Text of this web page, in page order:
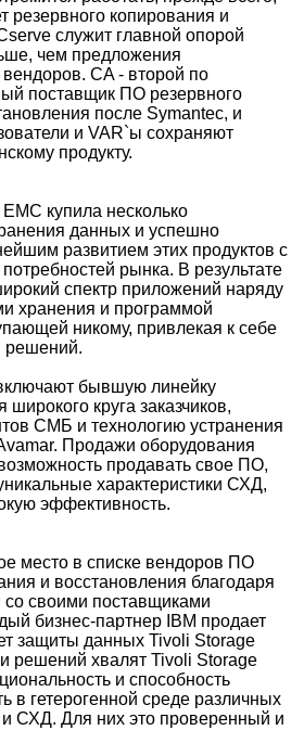
резервного копирования и
служит главной опорой
чем предложения
CA - второй по
поставщик ПО резервного
после Symantec, и
и VAR`ы сохраняют
продукту.
купила несколько
данных и успешно
развитием этих продуктов с
рынка. В результате
спектр приложений наряду
хранения и программой
никому, привлекая к себе
решений.
бывшую линейку
широкого круга заказчиков,
СМБ и технологию устранения
Продажи оборудования
продавать свое ПО,
характеристики СХД,
эффективность.
место в списке вендоров ПО
и восстановления благодаря
своими поставщиками
бизнес-партнер IBM продает
защиты данных Tivoli Storage
решений хвалят Tivoli Storage
и способность
в гетерогенной среде различных
СХД. Для них это проверенный и